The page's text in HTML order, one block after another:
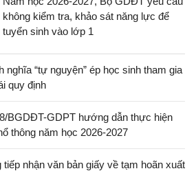
không kiểm tra, khảo sát năng lực để
tuyển sinh vào lớp 1
nghĩa “tự nguyện” ép học sinh tham gia
quy định
BGDĐT-GDPT hướng dẫn thực hiện
thông năm học 2026-2027
nhận văn bản giấy về tạm hoãn xuất